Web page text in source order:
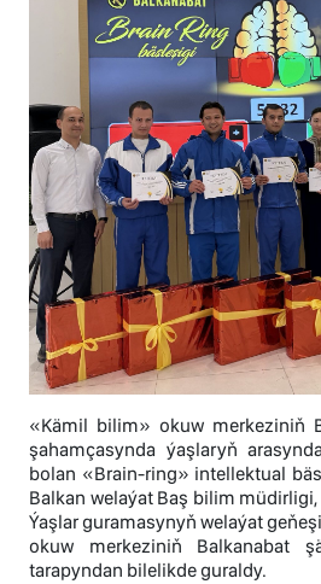
«Kämil bilim» okuw merkeziniň
şahamçasynda ýaşlaryň
bolan «Brain-ring» intellektual
Balkan welaýat Baş bilim
Ýaşlar guramasynyň welaýat
okuw merkeziniň Balkanabat
tarapyndan bilelikde guraldy.